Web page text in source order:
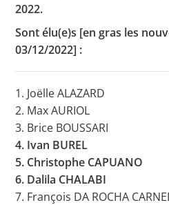
Toutes les
Concours de
Conférences,
Critique
2022.
Sont élu(e)s [en gras les
03/12/2022] :
1. Joëlle ALAZARD
2. Max AURIOL
3. Brice BOUSSARI
4. Ivan BUREL
5. Christophe CAPUANO
6. Dalila CHALABI
7. François DA ROCHA